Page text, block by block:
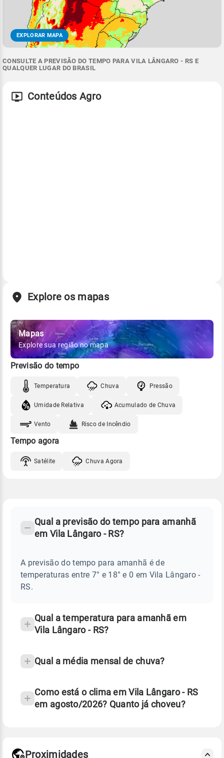
EXPLORAR MAPA
CONSULTE A PREVISÃO DO TEMPO PARA VILA LÂNGARO - RS E
QUALQUER LUGAR DO BRASIL
Conteúdos Agro
Explore os mapas
Mapas
Explore sua região no mapa
Previsão do tempo
Temperatura Chuva Pressão
Umidade Relativa Acumulado de Chuva
Vento Risco de Incêndio
Tempo agora
Satélite Chuva Agora
LÂNGARO
Perguntas
sobre
chuva
Qual a previsão do tempo para amanhã
em Vila Lângaro - RS?
A previsão do tempo para amanhã é de
temperaturas entre 7° e 18° e 0 em Vila Lângaro -
RS.
Qual a temperatura para amanhã em
Vila Lângaro - RS?
Qual a média mensal de chuva?
Como está o clima em Vila Lângaro - RS
em agosto/2026? Quanto já choveu?
Proximidades